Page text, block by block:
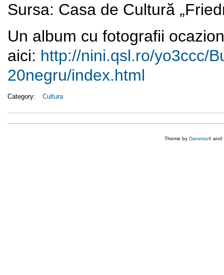
Sursa: Casa de Cultură
Un album cu fotografii
aici: http://nini.qsl.ro/yo3ccc/
20negru/index.html
Category: Cultura
Theme by Danetsoft and